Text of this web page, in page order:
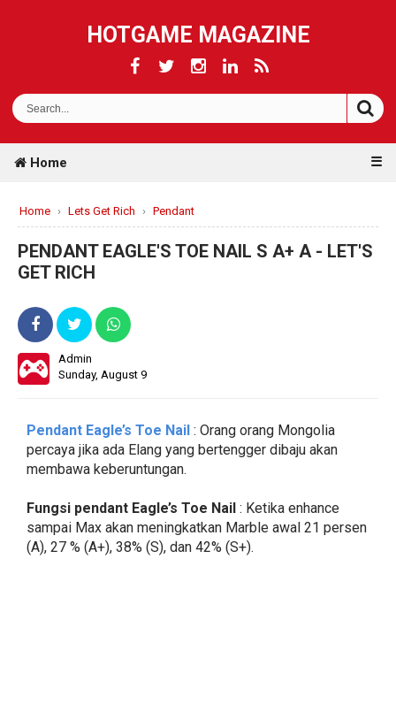
HOTGAME MAGAZINE
Home ☰
Home › Lets Get Rich › Pendant
PENDANT EAGLE'S TOE NAIL S A+ A - LET'S
GET RICH
Admin
Sunday, August 9
Pendant Eagle’s Toe Nail : Orang orang Mongolia
percaya jika ada Elang yang bertengger dibaju akan
membawa keberuntungan.
Fungsi pendant Eagle’s Toe Nail : Ketika enhance
sampai Max akan meningkatkan Marble awal 21 persen
(A), 27 % (A+), 38% (S), dan 42% (S+).